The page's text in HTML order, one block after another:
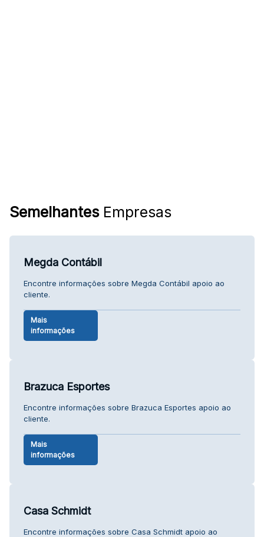
SemelhantesEmpresas
Megda Contábil
Encontre informações sobre Megda Contábil apoio ao
cliente.
Mais
informações
Brazuca Esportes
Encontre informações sobre Brazuca Esportes apoio ao
cliente.
Mais
informações
Casa Schmidt
Encontre informações sobre Casa Schmidt apoio ao